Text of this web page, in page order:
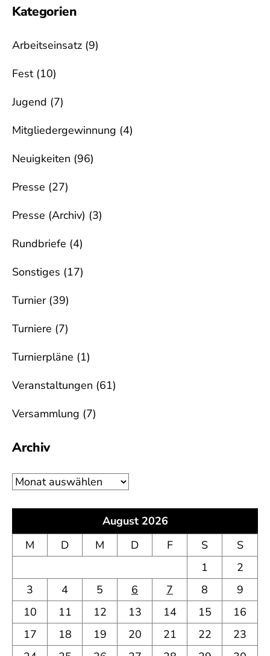
Kategorien
Arbeitseinsatz (9)
Fest(10)
Jugend (7)
Mitgliedergewinnung (4)
Neuigkeiten (96)
Presse (27)
Presse (Archiv) (3)
Rundbriefe (4)
Sonstiges (17)
Turnier(39)
Turniere (7)
Turnierpläne (1)
Veranstaltungen (61)
Versammlung (7)
Archiv
Archiv
August 2026
M
D M D F S
S
1
2
3
4 5 6 7 8
9
10
11 12 13 14 15
16
17
18 19 20 21 22
23